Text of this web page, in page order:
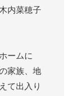
内菜穂子
ームに
家族、地
て出入り